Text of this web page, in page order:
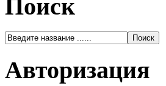
Поиск
Авторизация